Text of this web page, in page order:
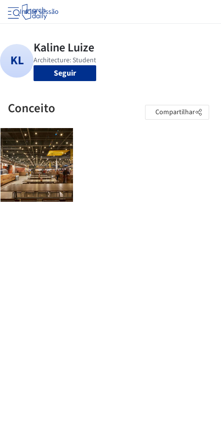
Iniciar sessão
Seguir
Conceito Compartilhar